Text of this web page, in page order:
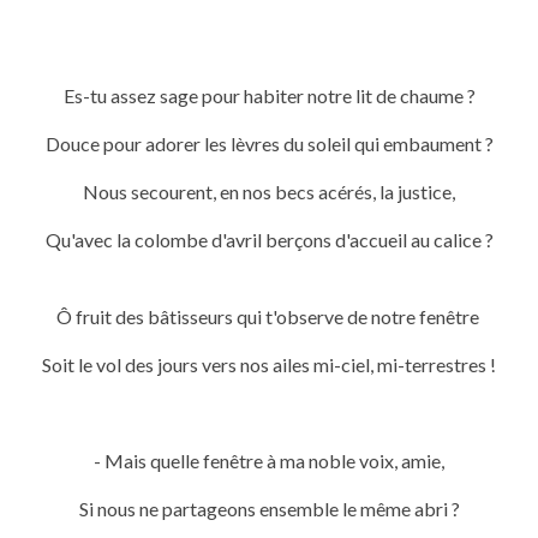
Es-tu assez sage pour habiter notre lit de chaume ?
Douce pour adorer les lèvres du soleil qui embaument ?
Nous secourent, en nos becs acérés, la justice,
Qu'avec la colombe d'avril berçons d'accueil au calice ?
Ô fruit des bâtisseurs qui t'observe de notre fenêtre
Soit le vol des jours vers nos ailes mi-ciel, mi-terrestres !
- Mais quelle fenêtre à ma noble voix, amie,
Si nous ne partageons ensemble le même abri ?